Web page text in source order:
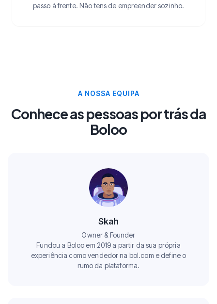
passo à frente. Não tens de empreender sozinho.
A NOSSA EQUIPA
Conhece as pessoas por trás da
Boloo
Skah
Owner & Founder
Fundou a Boloo em 2019 a partir da sua própria
experiência como vendedor na bol.com e define o
rumo da plataforma.